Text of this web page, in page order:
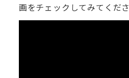
画をチェックしてみてくだ